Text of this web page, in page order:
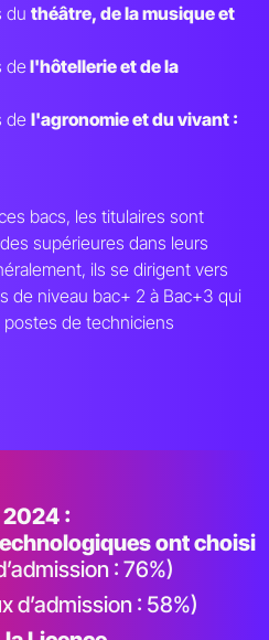
du théâtre, de la musique et
del'hôtellerie et de la
de l'agronomie et du vivant :
bacs, les titulaires sont
supérieures dans leurs
ils se dirigent vers
de niveau bac+ 2 à Bac+3 qui
postes de techniciens
2024 :
ont choisi
: 76%)
d’admission : 58%)